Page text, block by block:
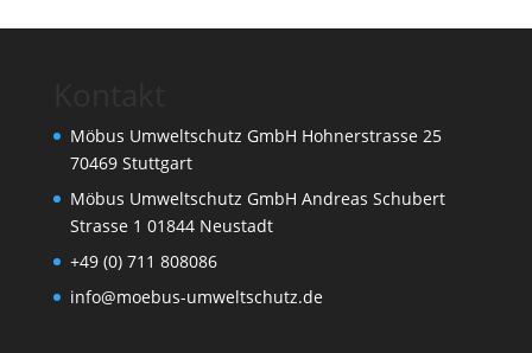
Möbus Umweltschutz GmbH Hohnerstrasse 25
70469 Stuttgart
Möbus Umweltschutz GmbH Andreas Schubert
Strasse 1 01844 Neustadt
+49 (0) 711 808086
info@moebus-umweltschutz.de